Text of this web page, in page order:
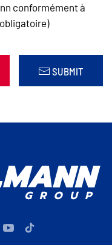
conformément à
SUBMIT